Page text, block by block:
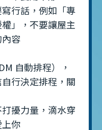
行話，例如「專
」，不要讓屋主
容
自動排程），
行決定排程，關
擾力量，滴水穿
你